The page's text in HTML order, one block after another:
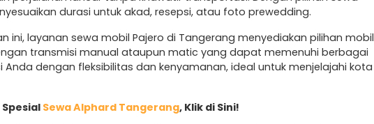
durasi untuk akad, resepsi, atau foto prewedding.
ini, layanan sewa mobil Pajero di Tangerang menyediakan pilihan mobil
transmisi manual ataupun matic yang dapat memenuhi berbagai
dengan fleksibilitas dan kenyamanan, ideal untuk menjelajahi kota
Sewa Alphard Tangerang, Klik di Sini!